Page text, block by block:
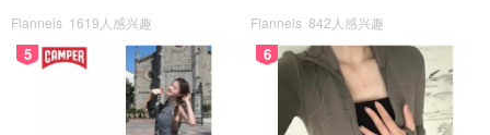
Flannels 1619人感兴趣 Flannels 842人感兴趣
5 6